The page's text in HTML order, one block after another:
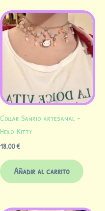
Collar Sanrio artesanal –
Hello Kitty
18,00€
Añadir al carrito